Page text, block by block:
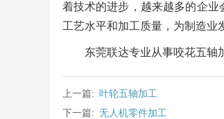
着技术的进步，越来越多的企
工艺水平和加工质量，为制造业
东莞联达专业从事咬花五轴
上一篇: 叶轮五轴加工
下一篇: 无人机零件加工